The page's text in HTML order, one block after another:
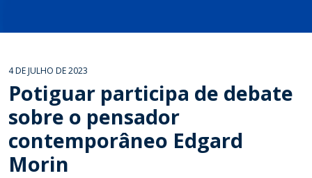
4 DE JULHO DE 2023
Potiguar participa de debate
sobre o pensador
contemporâneo Edgard
Morin